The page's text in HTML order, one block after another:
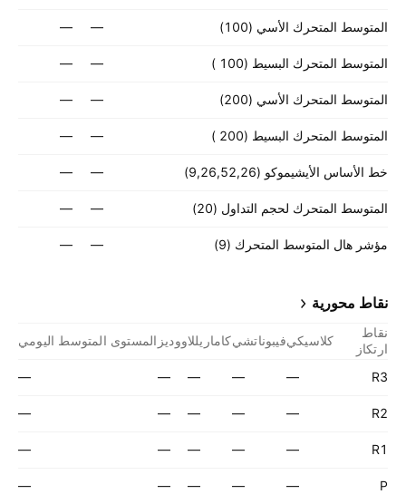
المتوسط المتحرك الأسي (‎100‎) —
—
المتوسط المتحرك البسيط (‎100‎ ) —
—
المتوسط المتحرك الأسي (‎200‎) —
—
المتوسط المتحرك البسيط (‎200‎ ) —
—
خط الأساس الأيشيموكو (9,26,52,26) —
—
المتوسط المتحرك لحجم التداول (20) —
—
مؤشر هال المتوسط المتحرك (9) —
—
نقاط محورية
نقاط
ارتكاز
كلاسيكيفيبوناتشيكاماريللاووديز المستوى المتوسط اليومي
R3
—
—
—
—
—
R2
—
—
—
—
—
R1
—
—
—
—
—
P
—
—
—
—
—